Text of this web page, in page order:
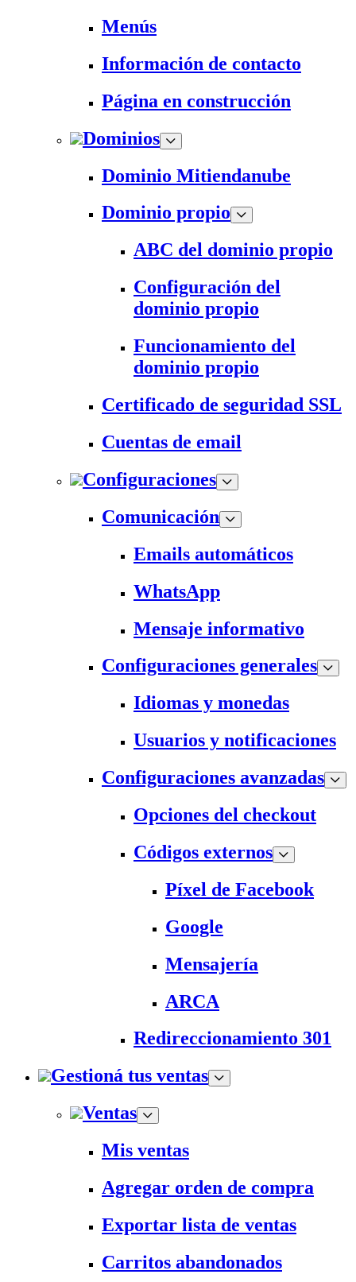
Menús
Información de contacto
Página en construcción
Dominios
Dominio Mitiendanube
Dominio propio
ABC del dominio propio
Configuración del
dominio propio
Funcionamiento del
dominio propio
Certificado de seguridad SSL
Cuentas de email
Configuraciones
Comunicación
Emails automáticos
WhatsApp
Mensaje informativo
Configuraciones generales
Idiomas y monedas
Usuarios y notificaciones
Configuraciones avanzadas
Opciones del checkout
Códigos externos
Píxel de Facebook
Google
Mensajería
ARCA
Redireccionamiento 301
Gestioná tus ventas
Ventas
Mis ventas
Agregar orden de compra
Exportar lista de ventas
Carritos abandonados